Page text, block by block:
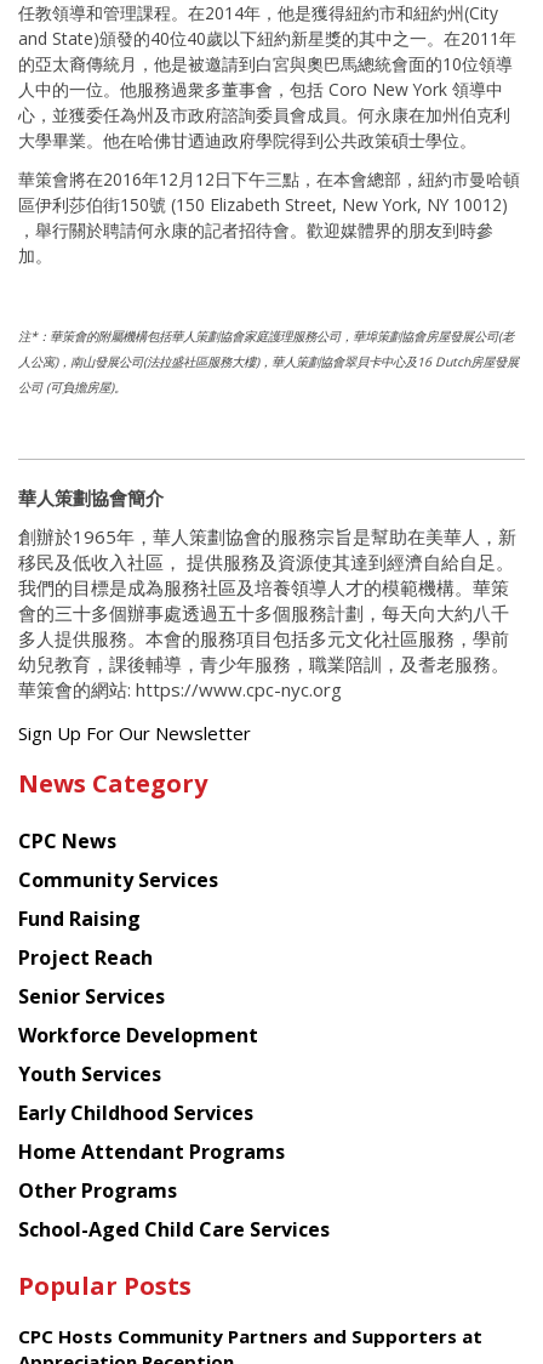
任教領導和管理課程。在2014年，他是獲得紐約市和紐約州(City
and State)頒發的40位40歲以下紐約新星獎的其中之一。在2011年
的亞太裔傳統月，他是被邀請到白宮與奧巴馬總統會面的10位領導
人中的一位。他服務過衆多董事會，包括 Coro New York 領導中
心，並獲委任為州及市政府諮詢委員會成員。何永康在加州伯克利
大學畢業。他在哈佛甘迺迪政府學院得到公共政策碩士學位。
華策會將在2016年12月12日下午三點，在本會總部，紐約市曼哈頓
區伊利莎伯街150號 (150 Elizabeth Street, New York, NY 10012)
，舉行關於聘請何永康的記者招待會。歡迎媒體界的朋友到時參
加。
注*：華策會的附屬機構包括華人策劃協會家庭護理服務公司，華埠策劃協會房屋發展公司(老
人公寓)，南山發展公司(法拉盛社區服務大樓)，華人策劃協會翠貝卡中心及16 Dutch房屋發展
公司 (可負擔房屋)。
華人策劃協會簡介
創辦於1965年，華人策劃協會的服務宗旨是幫助在美華人，新
移民及低收入社區， 提供服務及資源使其達到經濟自給自足。
我們的目標是成為服務社區及培養領導人才的模範機構。華策
會的三十多個辦事處透過五十多個服務計劃，每天向大約八千
多人提供服務。本會的服務項目包括多元文化社區服務，學前
幼兒教育，課後輔導，青少年服務，職業陪訓，及耆老服務。
華策會的網站: https://www.cpc-nyc.org
Get
latest
from
Chinese
American
Planning
Council
Sign Up For Our Newsletter
News Category
CPC News
Community Services
Fund Raising
Project Reach
Senior Services
Workforce Development
Youth Services
Early Childhood Services
Home Attendant Programs
Other Programs
School-Aged Child Care Services
Popular Posts
CPC Hosts Community Partners and Supporters at